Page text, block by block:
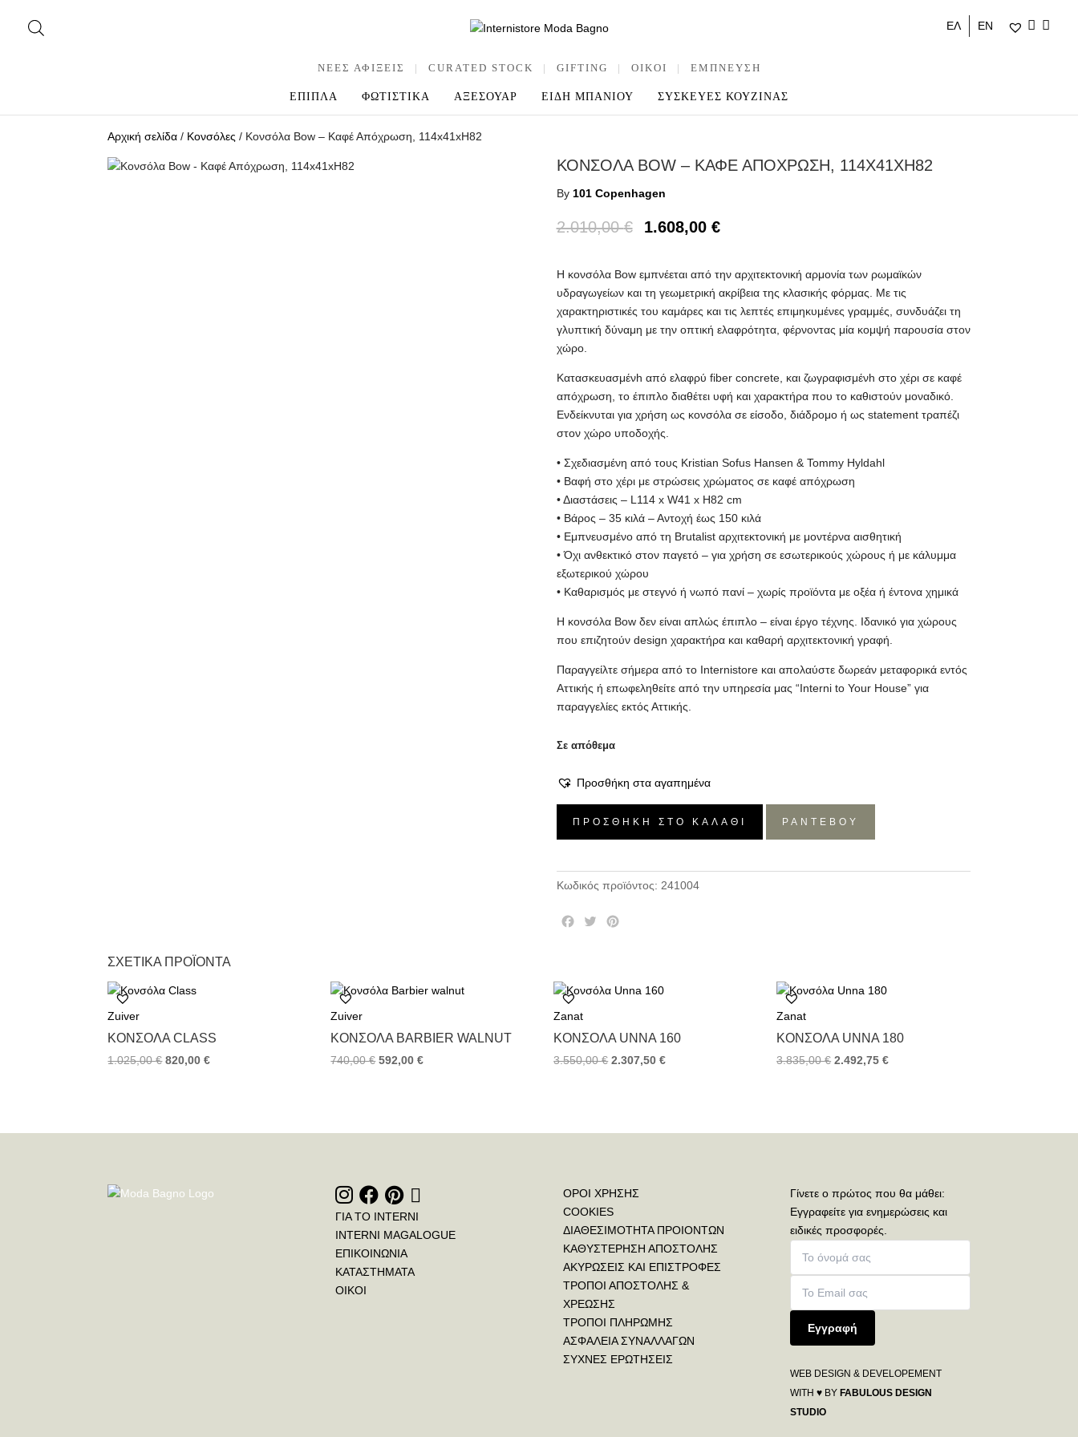
ΕΛ ΕΝ
ΝΕΕΣ ΑΦΙΞΕΙΣ | CURATED STOCK | GIFTING | OIKOI | ΕΜΠΝΕΥΣΗ
ΕΠΙΠΛΑ ΦΩΤΙΣΤΙΚΑ ΑΞΕΣΟΥΑΡ ΕΙΔΗ ΜΠΑΝΙΟΥ ΣΥΣΚΕΥΕΣ ΚΟΥΖΙΝΑΣ
Αρχική σελίδα / Κονσόλες / Κονσόλα Bow – Καφέ Απόχρωση, 114x41xH82
ΚΟΝΣΟΛΑ BOW – ΚΑΦΕ ΑΠΟΧΡΩΣΗ, 114X41XH82
By 101 Copenhagen
2.010,00€ 1.608,00 €
Η κονσόλα Bow εμπνέεται από την αρχιτεκτονική αρμονία των ρωμαϊκών
υδραγωγείων και τη γεωμετρική ακρίβεια της κλασικής φόρμας. Με τις
χαρακτηριστικές του καμάρες και τις λεπτές επιμηκυμένες γραμμές, συνδυάζει τη
γλυπτική δύναμη με την οπτική ελαφρότητα, φέρνοντας μία κομψή παρουσία στον
χώρο.
Κατασκευασμένh από ελαφρύ fiber concrete, και ζωγραφισμένh στο χέρι σε καφέ
απόχρωση, το έπιπλο διαθέτει υφή και χαρακτήρα που το καθιστούν μοναδικό.
Ενδείκνυται για χρήση ως κονσόλα σε είσοδο, διάδρομο ή ως statement τραπέζι
στον χώρο υποδοχής.
• Σχεδιασμένη από τους Kristian Sofus Hansen & Tommy Hyldahl
• Βαφή στο χέρι με στρώσεις χρώματος σε καφέ απόχρωση
• Διαστάσεις – L114 x W41 x H82 cm
• Βάρος – 35 κιλά – Αντοχή έως 150 κιλά
• Εμπνευσμένο από τη Brutalist αρχιτεκτονική με μοντέρνα αισθητική
• Όχι ανθεκτικό στον παγετό – για χρήση σε εσωτερικούς χώρους ή με κάλυμμα
εξωτερικού χώρου
• Καθαρισμός με στεγνό ή νωπό πανί – χωρίς προϊόντα με οξέα ή έντονα χημικά
Η κονσόλα Bow δεν είναι απλώς έπιπλο – είναι έργο τέχνης. Ιδανικό για χώρους
που επιζητούν design χαρακτήρα και καθαρή αρχιτεκτονική γραφή.
Παραγγείλτε σήμερα από το Internistore και απολαύστε δωρεάν μεταφορικά εντός
Αττικής ή επωφεληθείτε από την υπηρεσία μας “Interni to Your House” για
παραγγελίες εκτός Αττικής.
Σε απόθεμα
Προσθήκη στα αγαπημένα
Απόχρωση,
ποσότητα
ΠΡΟΣΘΉΚΗ ΣΤΟ ΚΑΛΆΘΙ ΡΑΝΤΕΒΟΥ
Κωδικός προϊόντος: 241004
o
k
t
e
s
ΣΧΕΤΙΚΆ ΠΡΟΪΌΝΤΑ
Zuiver
ΚΟΝΣΌΛΑ CLASS
1.025,00€ 820,00€
Zuiver
ΚΟΝΣΌΛΑ BARBIER WALNUT
740,00€ 592,00€
Zanat
ΚΟΝΣΌΛΑ UNNA 160
3.550,00€ 2.307,50€
Zanat
ΚΟΝΣΌΛΑ UNNA 180
3.835,00€ 2.492,75€
ΓΙΑ ΤΟ INTERNI
INTERNI MAGALOGUE
ΕΠΙΚΟΙΝΩΝΙΑ
ΚΑΤΑΣΤΗΜΑΤΑ
ΟΙΚΟΙ
ΟΡΟΙ ΧΡΗΣΗΣ
COOKIES
ΔΙΑΘΕΣΙΜΟΤΗΤΑ ΠΡΟΙΟΝΤΩΝ
ΚΑΘΥΣΤΕΡΗΣΗ ΑΠΟΣΤΟΛΗΣ
ΑΚΥΡΩΣΕΙΣ ΚΑΙ ΕΠΙΣΤΡΟΦΕΣ
ΤΡΟΠΟΙ ΑΠΟΣΤΟΛΗΣ &
ΧΡΕΩΣΗΣ
ΤΡΟΠΟΙ ΠΛΗΡΩΜΗΣ
ΑΣΦΑΛΕΙΑ ΣΥΝΑΛΛΑΓΩΝ
ΣΥΧΝΕΣ ΕΡΩΤΗΣΕΙΣ
Γίνετε ο πρώτος που θα μάθει:
Εγγραφείτε για ενημερώσεις και
ειδικές προσφορές.
Εγγραφή
WEB DESIGN & DEVELOPEMENT
WITH ♥ BY FABULOUS DESIGN
STUDIO